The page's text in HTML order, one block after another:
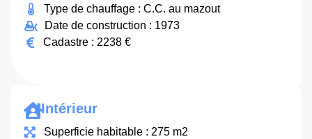
Type de chauffage : C.C. au mazout
Date de construction : 1973
Cadastre : 2238 €
Intérieur
Superficie habitable : 275 m2